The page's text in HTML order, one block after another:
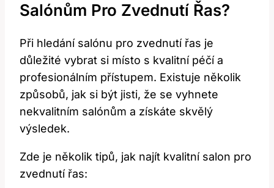
Salónům Pro Zvednutí Řas?
Při hledání salónu pro zvednutí řas je
důležité vybrat si místo s kvalitní péčí a
profesionálním přístupem. ‍Existuje několik
⁤způsobů, jak si být jisti, že se vyhnete
nekvalitním salónům a získáte skvělý
výsledek.
Zde je několik tipů, jak najít kvalitní salon pro
zvednutí řas: